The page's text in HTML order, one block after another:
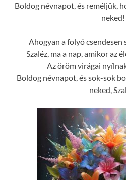
Boldog névnapot, és reméljük,
neked!
Ahogyan a folyó csendesen
Szaléz, ma a nap, amikor az
Az öröm virágai
Boldog névnapot, és sok-sok
neked,